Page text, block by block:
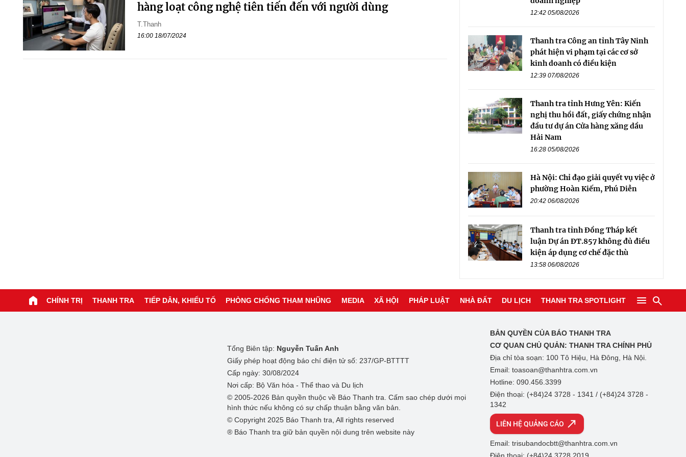
hàng loạt công nghệ tiên tiến đến với người dùng
T.Thanh
16:00 18/07/2024
12:42 05/08/2026
Thanh tra Công an tỉnh Tây Ninh
phát hiện vi phạm tại các cơ sở
kinh doanh có điều kiện
12:39 07/08/2026
Thanh tra tỉnh Hưng Yên: Kiến
nghị thu hồi đất, giấy chứng nhận
đầu tư dự án Cửa hàng xăng dầu
Hải Nam
16:28 05/08/2026
Hà Nội: Chỉ đạo giải quyết vụ việc ở
phường Hoàn Kiếm, Phú Diễn
20:42 06/08/2026
Thanh tra tỉnh Đồng Tháp kết
luận Dự án ĐT.857 không đủ điều
kiện áp dụng cơ chế đặc thù
13:58 06/08/2026
CHÍNH TRỊ THANH TRA TIẾP DÂN, KHIẾU TỐ PHÒNG CHỐNG THAM NHŨNG MEDIA XÃ HỘI PHÁP LUẬT NHÀ ĐẤT DU LỊCH THANH TRA SPOTLIGHT
Tổng Biên tập: Nguyễn Tuấn Anh
Giấy phép hoạt động báo chí điện tử số: 237/GP-BTTTT
Cấp ngày: 30/08/2024
Nơi cấp: Bộ Văn hóa - Thể thao và Du lịch
© 2005-2026 Bản quyền thuộc về Báo Thanh tra. Cấm sao chép dưới mọi
hình thức nếu không có sự chấp thuận bằng văn bản.
© Copyright 2025 Báo Thanh tra, All rights reserved
® Báo Thanh tra giữ bản quyền nội dung trên website này
BẢN QUYỀN CỦA BÁO THANH TRA
CƠ QUAN CHỦ QUẢN: THANH TRA CHÍNH PHỦ
Địa chỉ tòa soạn: 100 Tô Hiệu, Hà Đông, Hà Nội.
Email: toasoan@thanhtra.com.vn
Hotline: 090.456.3399
Điện thoại: (+84)24 3728 - 1341 / (+84)24 3728 -
1342
LIÊN HỆ QUẢNG CÁO
Email: trisubandocbtt@thanhtra.com.vn